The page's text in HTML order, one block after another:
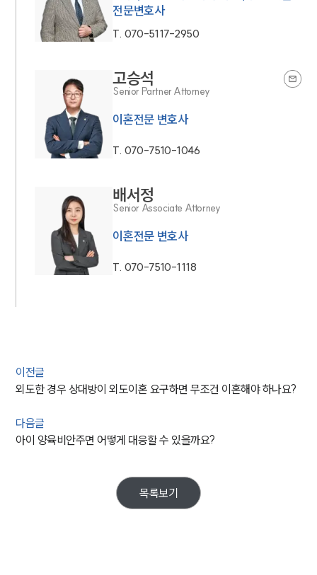
전문변호사
T. 070-5117-2950
고승석
Senior Partner Attorney
이혼전문 변호사
T. 070-7510-1046
배서정
Senior Associate Attorney
이혼전문 변호사
T. 070-7510-1118
이전글
외도한 경우 상대방이 외도이혼 요구하면 무조건 이혼해야 하나요?
다음글
아이 양육비안주면 어떻게 대응할 수 있을까요?
목록보기